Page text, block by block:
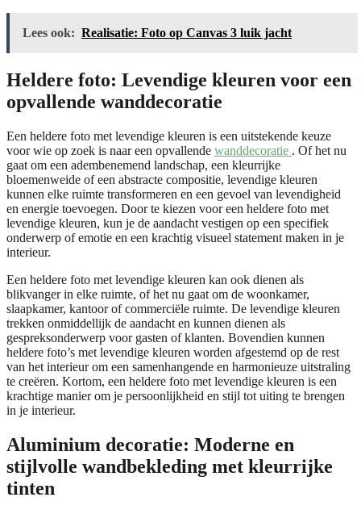
Lees ook: Realisatie: Foto op Canvas 3 luik jacht
Heldere foto: Levendige kleuren voor een
opvallende wanddecoratie
Een heldere foto met levendige kleuren is een uitstekende keuze
voor wie op zoek is naar een opvallende wanddecoratie . Of het nu
gaat om een adembenemend landschap, een kleurrijke
bloemenweide of een abstracte compositie, levendige kleuren
kunnen elke ruimte transformeren en een gevoel van levendigheid
en energie toevoegen. Door te kiezen voor een heldere foto met
levendige kleuren, kun je de aandacht vestigen op een specifiek
onderwerp of emotie en een krachtig visueel statement maken in je
interieur.
Een heldere foto met levendige kleuren kan ook dienen als
blikvanger in elke ruimte, of het nu gaat om de woonkamer,
slaapkamer, kantoor of commerciële ruimte. De levendige kleuren
trekken onmiddellijk de aandacht en kunnen dienen als
gespreksonderwerp voor gasten of klanten. Bovendien kunnen
heldere foto’s met levendige kleuren worden afgestemd op de rest
van het interieur om een samenhangende en harmonieuze uitstraling
te creëren. Kortom, een heldere foto met levendige kleuren is een
krachtige manier om je persoonlijkheid en stijl tot uiting te brengen
in je interieur.
Aluminium decoratie: Moderne en
stijlvolle wandbekleding met kleurrijke
tinten